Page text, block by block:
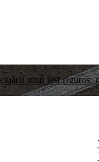
unui test